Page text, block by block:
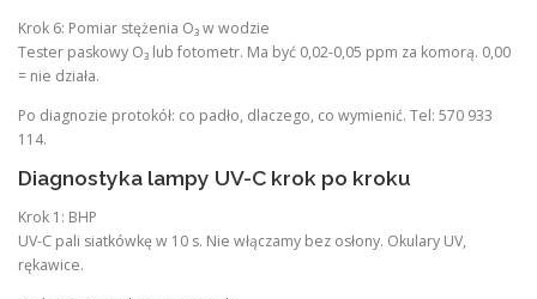
Krok 6: Pomiar stężenia O₃ w wodzie
Tester paskowy O₃ lub fotometr. Ma być 0,02-0,05 ppm za komorą. 0,00
= nie działa.
Po diagnozie protokół: co padło, dlaczego, co wymienić. Tel: 570 933
114.
Diagnostyka lampy UV-C krok po kroku
Krok 1: BHP
UV-C pali siatkówkę w 10 s. Nie włączamy bez osłony. Okulary UV,
rękawice.